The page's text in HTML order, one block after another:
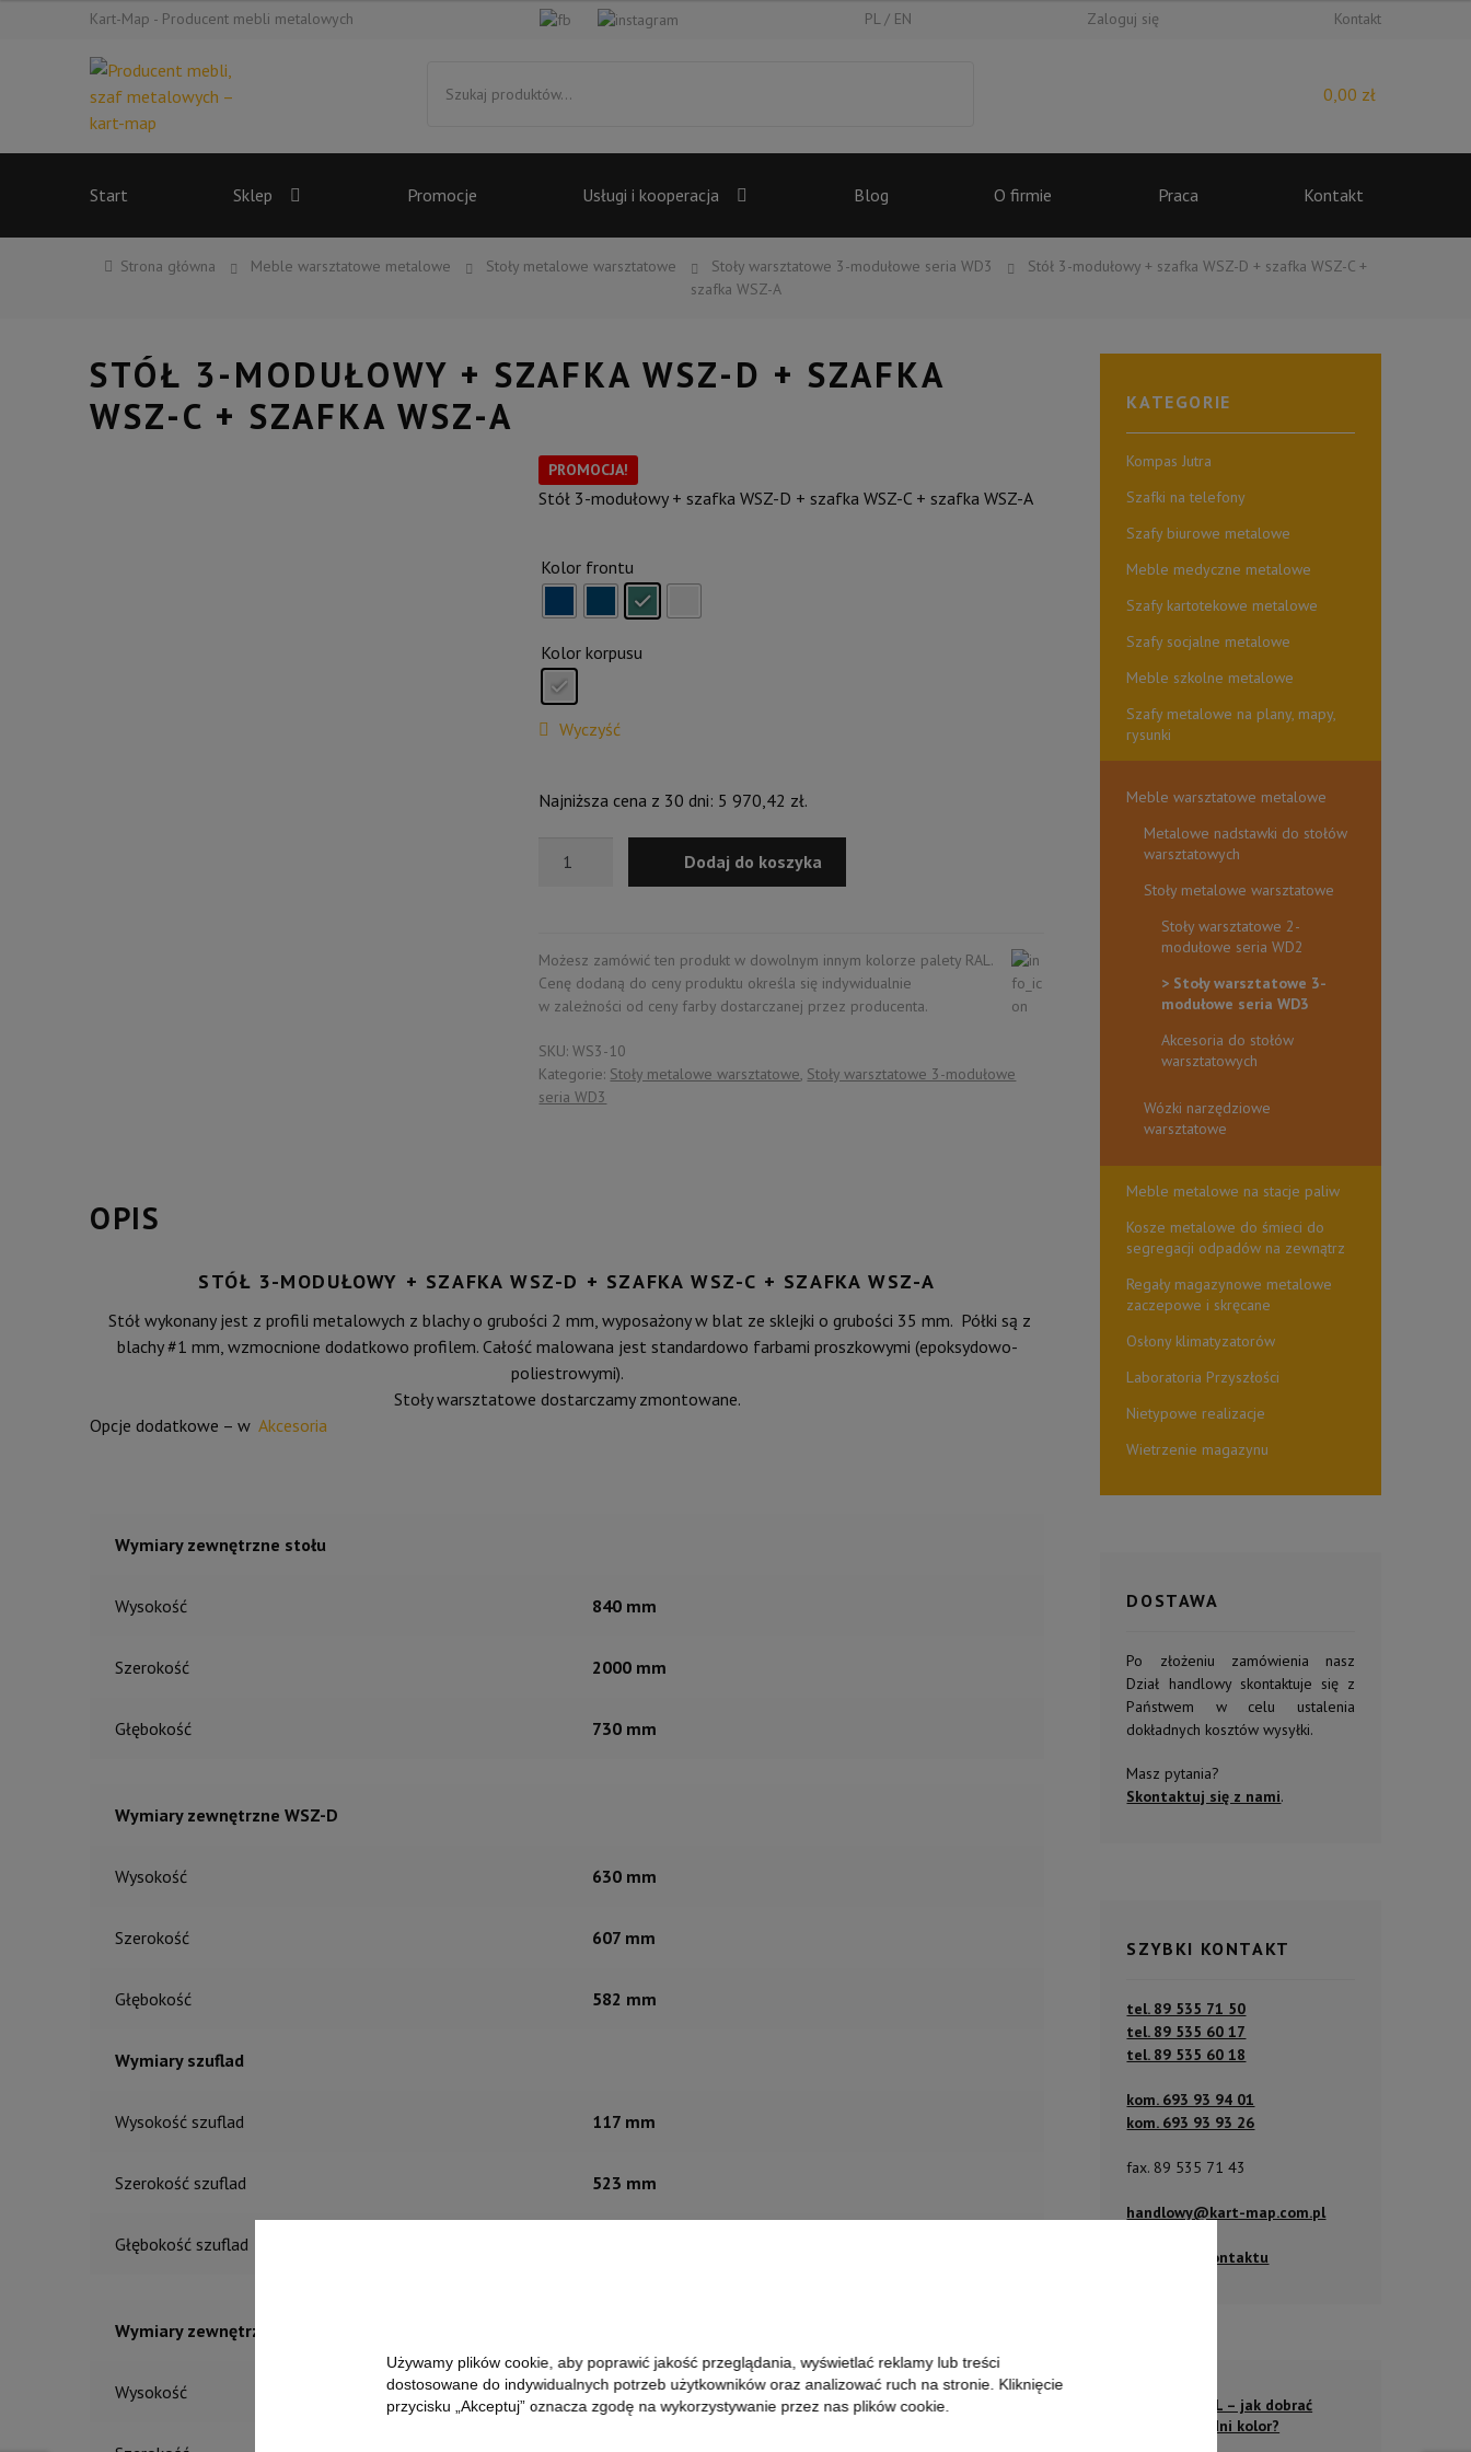
Kart-Map - Producent mebli metalowych PL EN Zaloguj się Kontakt
Przejdź
do
nawigacji
Przejdź
do
treści
0,00 zł
Start Sklep Promocje Usługi i kooperacja Blog O firmie Praca Kontakt
Strona główna Meble warsztatowe metalowe Stoły metalowe warsztatowe Stoły warsztatowe 3-modułowe seria WD3
Stół 3-modułowy + szafka WSZ-D + szafka WSZ-C +
szafka WSZ-A
STÓŁ 3-MODUŁOWY + SZAFKA WSZ-D + SZAFKA
WSZ-C + SZAFKA WSZ-A
PROMOCJA!
Stół 3-modułowy + szafka WSZ-D + szafka WSZ-C + szafka WSZ-A
Kolor frontu
Kolor korpusu
Wyczyść
Najniższa cena z 30 dni: 5 970,42 zł.
+
szafka
WSZ-
+
szafka
Dodaj do koszyka
Możesz zamówić ten produkt w dowolnym innym kolorze palety RAL.
Cenę dodaną do ceny produktu określa się indywidualnie
w zależności od ceny farby dostarczanej przez producenta.
SKU:WS3-10
Kategorie: Stoły metalowe warsztatowe Stoły warsztatowe 3-modułowe
seria WD3
OPIS
STÓŁ 3-MODUŁOWY + SZAFKA WSZ-D + SZAFKA WSZ-C + SZAFKA WSZ-A
Stół wykonany jest z profili metalowych z blachy o grubości 2 mm, wyposażony w blat ze sklejki o grubości 35 mm. Półki są z
blachy #1 mm, wzmocnione dodatkowo profilem. Całość malowana jest standardowo farbami proszkowymi (epoksydowo-
poliestrowymi).
Stoły warsztatowe dostarczamy zmontowane.
Opcje dodatkowe – w Akcesoria
Wymiary zewnętrzne stołu
Wysokość 840 mm
Szerokość 2000 mm
Głębokość 730 mm
Wymiary zewnętrzne WSZ-D
Wysokość 630 mm
Szerokość 607 mm
Głębokość 582 mm
Wymiary szuflad
Wysokość szuflad 117 mm
Szerokość szuflad 523 mm
Głębokość szuflad
Wymiary zewnętrzne WSZ-C
Wysokość 630 mm
KATEGORIE
Kompas Jutra
Szafki na telefony
Szafy biurowe metalowe
Meble medyczne metalowe
Szafy kartotekowe metalowe
Szafy socjalne metalowe
Meble szkolne metalowe
Szafy metalowe na plany, mapy,
rysunki
Meble warsztatowe metalowe
Metalowe nadstawki do stołów
warsztatowych
Stoły metalowe warsztatowe
Stoły warsztatowe 2-
modułowe seria WD2
Stoły warsztatowe 3-
modułowe seria WD3
Akcesoria do stołów
warsztatowych
Wózki narzędziowe
warsztatowe
Meble metalowe na stacje paliw
Kosze metalowe do śmieci do
segregacji odpadów na zewnątrz
Regały magazynowe metalowe
zaczepowe i skręcane
Osłony klimatyzatorów
Laboratoria Przyszłości
Nietypowe realizacje
Wietrzenie magazynu
DOSTAWA
Po złożeniu zamówienia nasz
Dział handlowy skontaktuje się z
Państwem w celu ustalenia
dokładnych kosztów wysyłki.
Masz pytania?
Skontaktuj się z nami.
SZYBKI KONTAKT
tel. 89 535 71 50
tel. 89 535 60 17
tel. 89 535 60 18
kom. 693 93 94 01
kom. 693 93 93 26
fax. 89 535 71 43
handlowy@kart-map.com.pl
Przejdź do kontaktu
Kolory RAL – jak dobrać
odpowiedni kolor?
Używamy plików cookie, aby poprawić jakość przeglądania, wyświetlać reklamy lub treści
dostosowane do indywidualnych potrzeb użytkowników oraz analizować ruch na stronie. Kliknięcie
przycisku „Akceptuj” oznacza zgodę na wykorzystywanie przez nas plików cookie.